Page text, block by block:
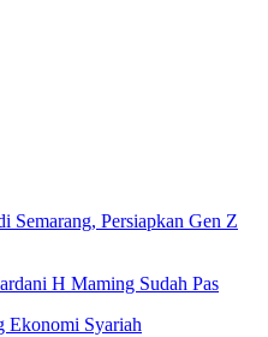
Semarang, Persiapkan Gen Z
H Maming Sudah Pas
Ekonomi Syariah